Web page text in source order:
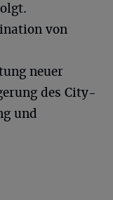
von
neuer
des City-
und